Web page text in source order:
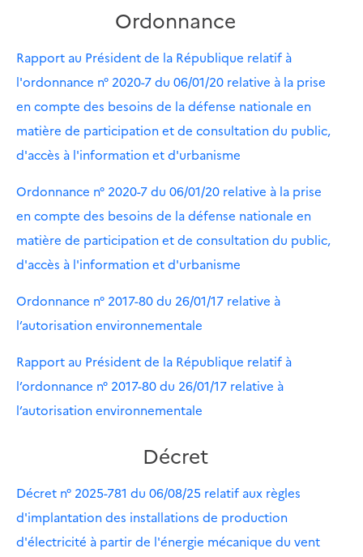
Ordonnance
Rapport au Président de la République relatif à
l'ordonnance n° 2020-7 du 06/01/20 relative à la prise
en compte des besoins de la défense nationale en
matière de participation et de consultation du public,
d'accès à l'information et d'urbanisme
Ordonnance n° 2020-7 du 06/01/20 relative à la prise
en compte des besoins de la défense nationale en
matière de participation et de consultation du public,
d'accès à l'information et d'urbanisme
Ordonnance n° 2017-80 du 26/01/17 relative à
l’autorisation environnementale
Rapport au Président de la République relatif à
l’ordonnance n° 2017-80 du 26/01/17 relative à
l’autorisation environnementale
Décret
Décret n° 2025-781 du 06/08/25 relatif aux règles
d'implantation des installations de production
d'électricité à partir de l'énergie mécanique du vent